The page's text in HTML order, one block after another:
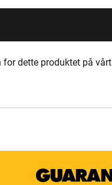
dette produktet på